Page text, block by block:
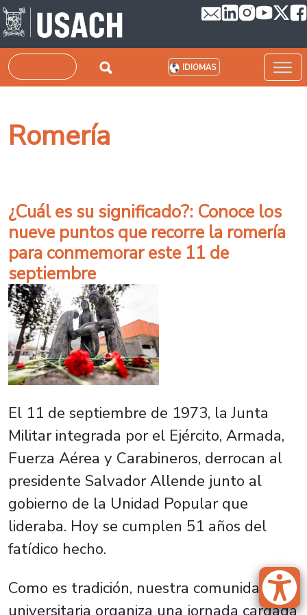
Pasar al contenido principal
Buscar IDIOMAS
Romería
¿Cuál es su significado?: Conoce los
nueve puntos que recorre la romería
para conmemorar este 11 de
septiembre
El 11 de septiembre de 1973, la Junta
Militar integrada por el Ejército, Armada,
Fuerza Aérea y Carabineros, derrocan al
presidente Salvador Allende junto al
gobierno de la Unidad Popular que
lideraba. Hoy se cumplen 51 años del
fatídico hecho.
Como es tradición, nuestra comunidad
universitaria organiza una jornada cargada